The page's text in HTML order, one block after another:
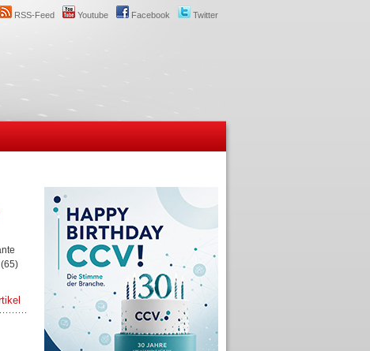
Twitter
Facebook
Youtube
RSS-Feed